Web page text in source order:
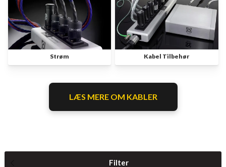
Strøm Kabel Tilbehør
LÆS MERE OM KABLER
Filter